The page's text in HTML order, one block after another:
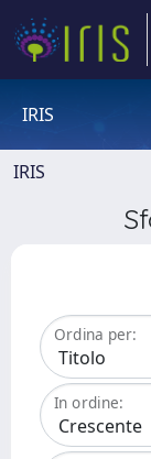
IRIS
IRIS
Ordina per:
In ordine: